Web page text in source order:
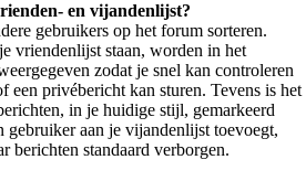
en vijandenlijst?
gebruikers op het forum sorteren.
vriendenlijst staan, worden in het
zodat je snel kan controleren
een privébericht kan sturen. Tevens is het
in je huidige stijl, gemarkeerd
gebruiker aan je vijandenlijst toevoegt,
berichten standaard verborgen.